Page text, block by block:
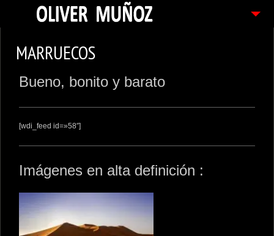
FOTOGRAFIAS
CONTACTO
PEDIDOS
MARRUECOS
Bueno, bonito y barato
[wdi_feed id=»58″]
Imágenes en alta definición :